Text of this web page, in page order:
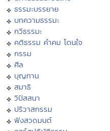
ธรรมะบรรยาย
บทความธรรมะ
กวีธรรมะ
คติธรรม คำคม โดนใจ
กรรม
ศีล
บุญทาน
สมาธิ
วิปัสสนา
ปริวาสกรรม
ฟังสวดมนต์